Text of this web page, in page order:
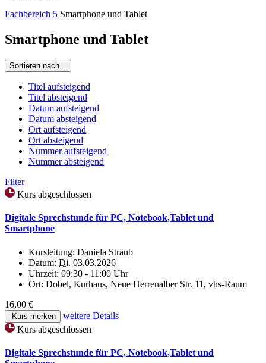
Fachbereich 5 Smartphone und Tablet
Smartphone und Tablet
Sortieren nach...
Titel aufsteigend
Titel absteigend
Datum aufsteigend
Datum absteigend
Ort aufsteigend
Ort absteigend
Nummer aufsteigend
Nummer absteigend
Filter
Kurs abgeschlossen
Digitale Sprechstunde für PC, Notebook,Tablet und
Smartphone
Kursleitung: Daniela Straub
Datum: Di. 03.03.2026
Uhrzeit: 09:30 - 11:00 Uhr
Ort: Dobel, Kurhaus, Neue Herrenalber Str. 11, vhs-Raum
16,00 €
Kurs merken
weitere Details
Kurs abgeschlossen
Digitale Sprechstunde für PC, Notebook,Tablet und